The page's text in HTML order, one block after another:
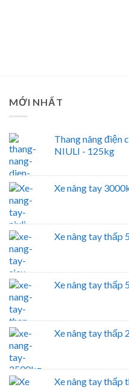
MỚI NHẤT
Thang nâng điện
NIULI - 125kg
Xe nâng tay
Xe nâng tay thấp
Xe nâng tay thấp
Xe nâng tay thấp
Xe nâng tay